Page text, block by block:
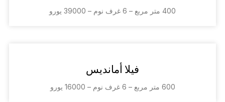
400 متر مربع – 6 غرف نوم – 39000 يورو
فيلا أمانديس
600 متر مربع – 6 غرف نوم – 16000 يورو